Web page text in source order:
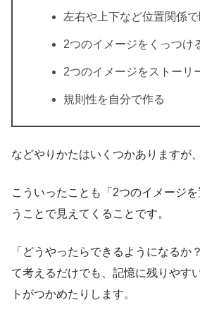
左右や上下など位置関係
2つのイメージをくっつけ
2つのイメージをストーリ
規則性を自分で作る
などやりかたはいくつかありますが、
こういったことも「2つのイメージ
うことで見えてくることです。
「どうやったらできるようになるか
て考えるだけでも、記憶に残りやす
トがつかめたりします。